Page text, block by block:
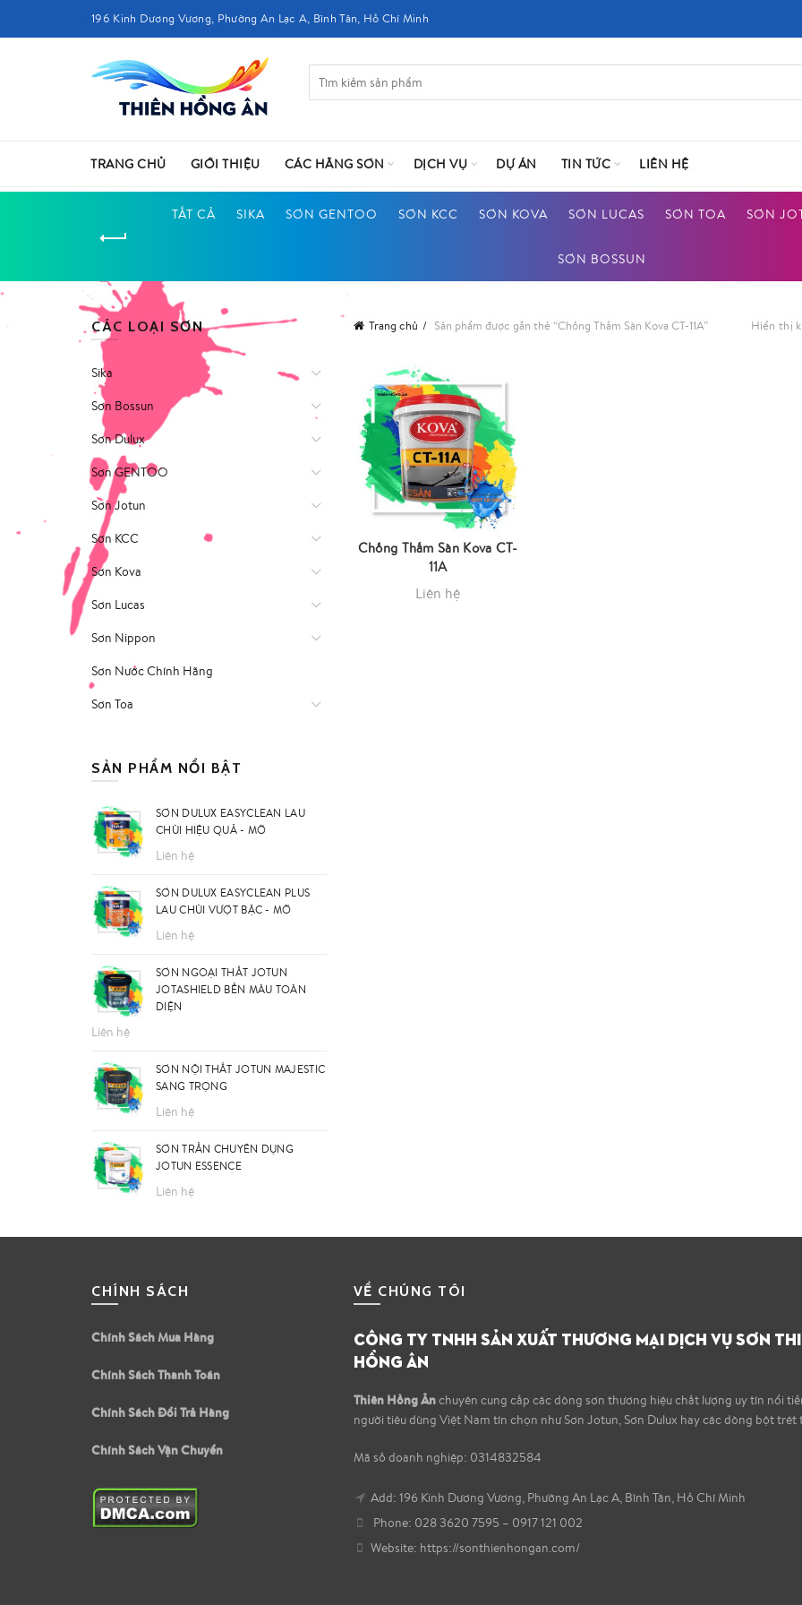
196 Kinh Dương Vương, Phường An Lạc A, Bình Tân, Hồ Chí Minh
TRANG CHỦ GIỚI THIỆU CÁC HÃNG SƠN DỊCH VỤ DỰ ÁN TIN TỨC LIÊN HỆ
TẤT CẢ SIKA SƠN GENTOO SƠN KCC SƠN KOVA SƠN LUCAS SƠN TOA SƠN
SƠN BOSSUN
Trang chủ Sản phẩm được gắn thẻ “Chống Thấm Sàn Kova CT-11A” Hiển thị
Chống Thấm Sàn Kova CT-
11A
Liên hệ
CÁC LOẠI SƠN
Sika
Sơn Bossun
Sơn Dulux
Sơn GENTOO
Sơn Jotun
Sơn KCC
Sơn Kova
Sơn Lucas
Sơn Nippon
Sơn Nước Chính Hãng
Sơn Toa
SẢN PHẨM NỔI BẬT
SƠN DULUX EASYCLEAN LAU
CHÙI HIỆU QUẢ - MỜ
Liên hệ
SƠN DULUX EASYCLEAN PLUS
LAU CHÙI VƯỢT BẬC - MỜ
Liên hệ
SƠN NGOẠI THẤT JOTUN
JOTASHIELD BỀN MÀU TOÀN
DIỆN
Liên hệ
SƠN NỘI THẤT JOTUN MAJESTIC
SANG TRỌNG
Liên hệ
SƠN TRẦN CHUYÊN DỤNG
JOTUN ESSENCE
Liên hệ
CHÍNH SÁCH
Chính Sách Mua Hàng
Chính Sách Thanh Toán
Chính Sách Đổi Trả Hàng
Chính Sách Vận Chuyển
VỀ CHÚNG TÔI
CÔNG TY TNHH SẢN XUẤT THƯƠNG MẠI DỊCH VỤ SƠN
HỒNG ÂN
Thiên Hồng Ânchuyên cung cấp các dòng sơn thương hiệu chất lượng uy tín nổi
người tiêu dùng Việt Nam tín chọn như Sơn Jotun, Sơn Dulux hay các dòng bột trét
Mã số doanh nghiệp: 0314832584
Add: 196 Kinh Dương Vương, Phường An Lạc A, Bình Tân, Hồ Chí Minh
Phone: 028 3620 7595 – 0917 121 002
Website: https://sonthienhongan.com/